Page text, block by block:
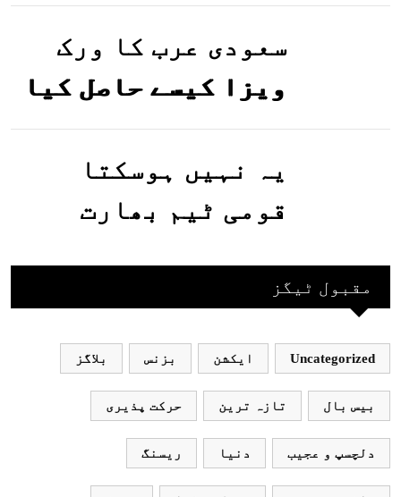
گئیں
سعودی عرب کا ورک
ویزا کیسے حاصل کیا
جاسکتا ہے؟جانیے
یہ نہیں ہوسکتا
قومی ٹیم بھارت
بھارتی ٹیم پاکستانمقبول ٹیگز
Uncategorized ایکشن بزنس بلاگز
بیس بال تازہ ترین حرکت پذیری
دلچسپ و عجیب دنیا ریسنگ